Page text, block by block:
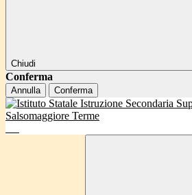
Chiudi
Conferma
Annulla Conferma